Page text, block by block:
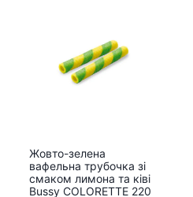
Жовто-зелена
вафельна трубочка зі
смаком лимона та ківі
Bussy COLORETTE 220